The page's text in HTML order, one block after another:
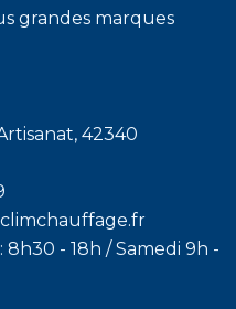
grandes marques
42340
8h30 - 18h / Samedi 9h -